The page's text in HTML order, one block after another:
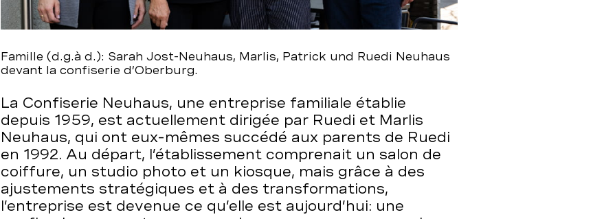
Famille (d.g.à d.): Sarah Jost-Neuhaus, Marlis, Patrick und Ruedi Neuhaus
devant la confiserie d’Oberburg.
La Confiserie Neuhaus, une entreprise familiale établie
depuis 1959, est actuellement dirigée par Ruedi et Marlis
Neuhaus, qui ont eux-mêmes succédé aux parents de Ruedi
en 1992. Au départ, l’établissement comprenait un salon de
coiffure, un studio photo et un kiosque, mais grâce à des
ajustements stratégiques et à des transformations,
l’entreprise est devenue ce qu’elle est aujourd’hui: une